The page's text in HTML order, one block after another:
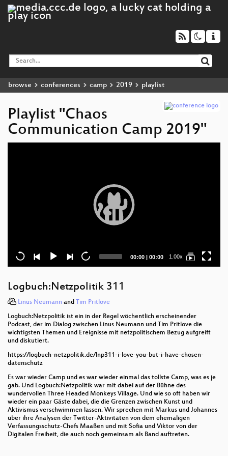
browse conferences camp 2019 playlist
Playlist "Chaos
Communication Camp 2019"
Current
00:00 | Total
00:00 1.00x
Logbuch:Netzpolitik 311
Linus Neumann and Tim Pritlove
Logbuch:Netzpolitik ist ein in der Regel wöchentlich erscheinender
Podcast, der im Dialog zwischen Linus Neumann und Tim Pritlove die
wichtigsten Themen und Ereignisse mit netzpolitischem Bezug aufgreift
und diskutiert.
https://logbuch-netzpolitik.de/lnp311-i-love-you-but-i-have-chosen-
datenschutz
Es war wieder Camp und es war wieder einmal das tollste Camp, was es je
gab. Und Logbuch:Netzpolitik war mit dabei auf der Bühne des
wundervollen Three Headed Monkeys Village. Und wie so oft haben wir
wieder ein paar Gäste dabei, die die Grenzen zwischen Kunst und
Aktivismus verschwimmen lassen. Wir sprechen mit Markus und Johannes
über ihre Analysen der Twitter-Aktivitäten von dem ehemaligen
Verfassungsschutz-Chefs Maaßen und mit Sofia und Viktor von der
Digitalen Freiheit, die auch noch gemeinsam als Band auftreten.